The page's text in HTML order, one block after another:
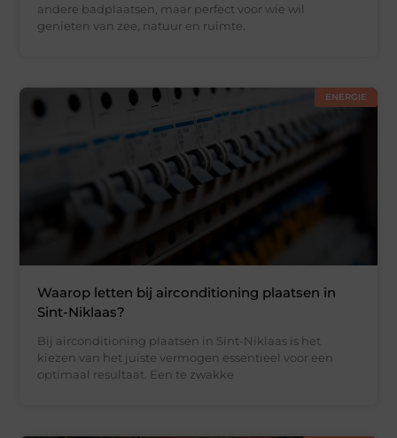
andere badplaatsen, maar perfect voor wie wil
genieten van zee, natuur en ruimte.
ENERGIE
Waarop letten bij airconditioning plaatsen in
Sint-Niklaas?
Bij airconditioning plaatsen in Sint-Niklaas is het
kiezen van het juiste vermogen essentieel voor een
optimaal resultaat. Een te zwakke